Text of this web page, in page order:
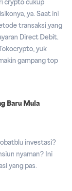
crypto cukup
ya. Saat ini
transaksi yang
Direct Debit.
yuk
gampang top
Baru Mula
investasi?
nyaman? Ini
yang pas.